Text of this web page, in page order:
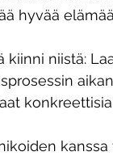
hyvää
kiinni niistä: